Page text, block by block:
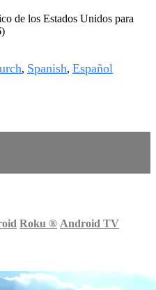
de los Estados Unidos para
, Spanish, Español
Roku ® Android TV